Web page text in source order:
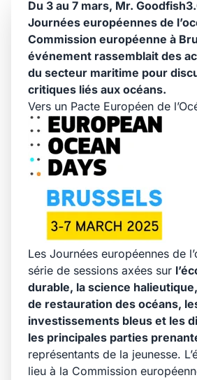
Du 3 au 7 mars, Mr.
Journées européennes de
Commission européenne à
événement rassemblait des
du secteur maritime pour
critiques liés aux océans.
Vers un Pacte Européen de
Les Journées européennes de
série de sessions axées sur
durable, la science
de restauration des océans,
investissements bleus et les
les principales parties
représentants de la jeunesse.
lieu à la Commission